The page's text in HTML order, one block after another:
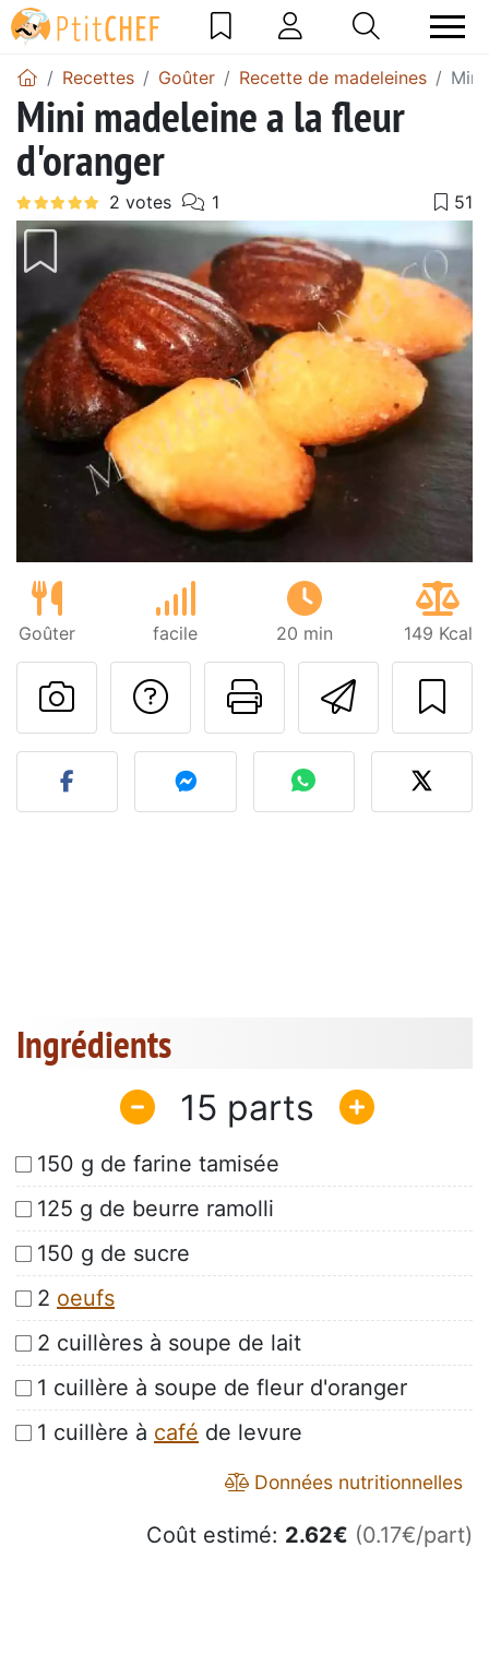
Recettes Goûter Recette de madeleines
Mini madeleine a la fleur
d'oranger
Goûter facile 20 min 149 Kcal
Imprimer
Poser une
Publier votre photo de
Ingrédients
15
150 g de farine tamisée
125 g de beurre ramolli
150 g de sucre
2 oeufs
2 cuillères à soupe de lait
1 cuillère à soupe de fleur d'oranger
1 cuillère à café de levure
Données nutritionnelles
Coût estimé: 2.62€ (0.17€/part)